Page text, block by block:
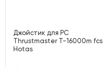
Джойстик для PC
Thrustmaster T-16000m fcs
Hotas